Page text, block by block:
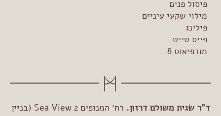
פיסול פנים
מילוי שקעי עיניים
פילינג
פייס טייט
מורפיאוס 8
ד"ר שגית משולם דרזון.
רח׳ המנופים 2 Sea View (בניין